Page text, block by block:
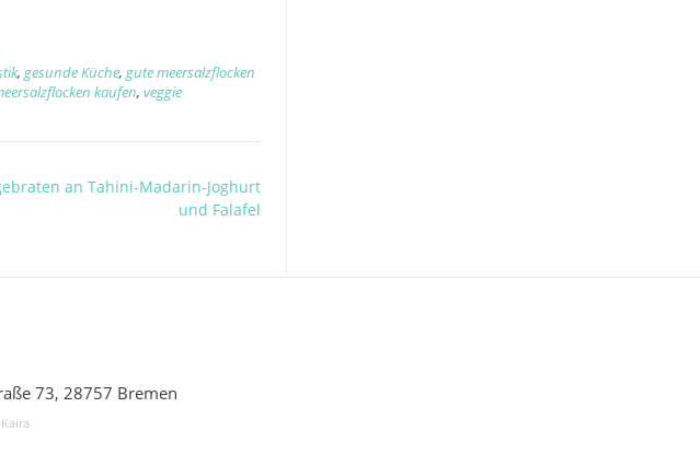
, gesunde Küche, gute meersalzflocken
kaufen, veggie
an Tahini-Madarin-Joghurt
und Falafel
73, 28757 Bremen